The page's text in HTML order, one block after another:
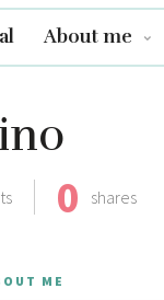
About me
0 shares
ME